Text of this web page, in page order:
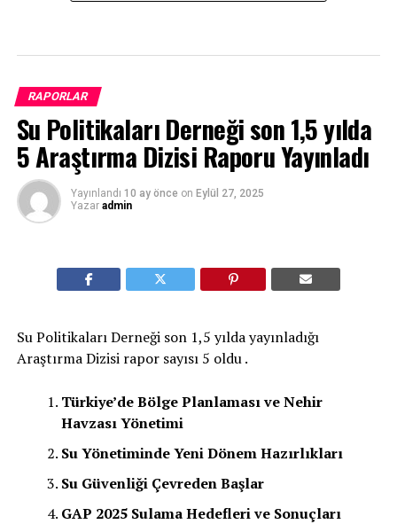
RAPORLAR
Su Politikaları Derneği son 1,5 yılda
5 Araştırma Dizisi Raporu Yayınladı
Yayınlandı 10 ay önce on Eylül 27, 2025
Yazar admin
Su Politikaları Derneği son 1,5 yılda yayınladığı
Araştırma Dizisi rapor sayısı 5 oldu .
Türkiye’de Bölge Planlaması ve Nehir
Havzası Yönetimi
Su Yönetiminde Yeni Dönem Hazırlıkları
Su Güvenliği Çevreden Başlar
GAP 2025 Sulama Hedefleri ve Sonuçları